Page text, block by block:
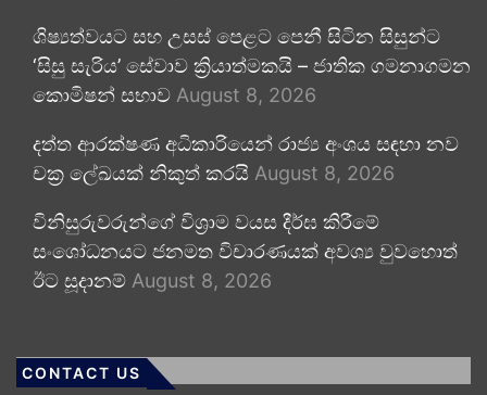
ශිෂ්‍යත්වයට සහ උසස් පෙළට පෙනී සිටින සිසුන්ට
‘සිසු සැරිය’ සේවාව ක්‍රියාත්මකයි – ජාතික ගමනාගමන
කොමිෂන් සභාව August 8, 2026
දත්ත ආරක්ෂණ අධිකාරියෙන් රාජ්‍ය අංශය සඳහා නව
චක්‍ර ලේඛයක් නිකුත් කරයි August 8, 2026
විනිසුරුවරුන්ගේ විශ්‍රාම වයස දීර්ඝ කිරීමේ
සංශෝධනයට ජනමත විචාරණයක් අවශ්‍ය වුවහොත්
ඊට සූදානම් August 8, 2026
CONTACT US